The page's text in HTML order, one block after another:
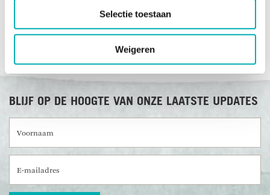
Selectie toestaan
Weigeren
BLIJF OP DE HOOGTE VAN ONZE LAATSTE UPDATES